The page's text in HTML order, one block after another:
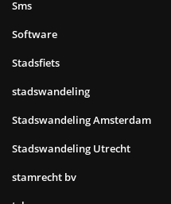
Sms
Software
Stadsfiets
stadswandeling
Stadswandeling Amsterdam
Stadswandeling Utrecht
stamrecht bv